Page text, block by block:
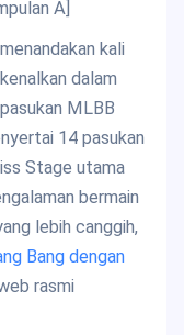
A]
kali
dalam
MLBB
14 pasukan
Stage utama
bermain
lebih canggih,
Bang dengan
rasmi